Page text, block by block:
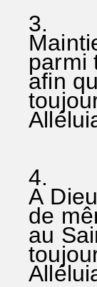
3.
parmi
afin
A
de
au